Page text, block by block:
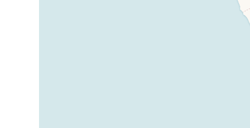
If you see this after your